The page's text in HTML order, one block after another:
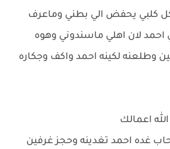
كلبي يحفض الي بطني وماعرف
لان اهلي ماسندوني وهوه
وطلعنه لكينه احمد واكف وجكاره
اعمالك
غده احمد تغدينه وحجز غرفين